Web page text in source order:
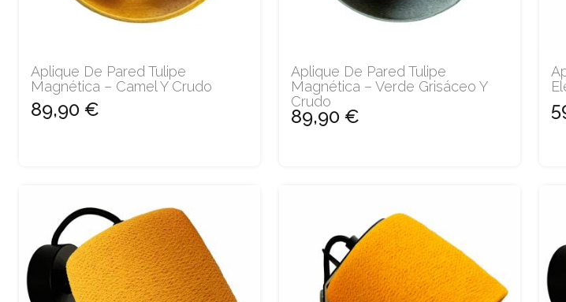
Aplique De Pared Tulipe
Magnética – Camel Y Crudo
89,90 €
Aplique De Pared Tulipe
Magnética – Verde Grisáceo Y
Crudo
89,90 €